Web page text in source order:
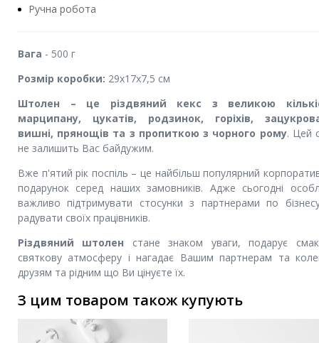
Ручна робота
Вага - 500 г
Розмір коробки: 29х17х7,5 см
Штолен – це різдвяний кекс з великою
марципану, цукатів, родзинок, горіхів,
вишні, прянощів та з пропиткою з чорного рому. Цей
не залишить Вас байдужим.
Вже п'ятий рік поспіль – це найбільш популярний
подарунок серед наших замовників. Адже сьогодні
важливо підтримувати стосунки з партнерами по
радувати своїх працівників.
Різдвяний штолен стане знаком уваги, подарує
святкову атмосферу і нагадає Вашим партнерам та
друзям та рідним що Ви цінуєте їх.
З цим товаром також купують